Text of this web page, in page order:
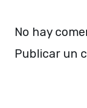
No hay
Publicar un